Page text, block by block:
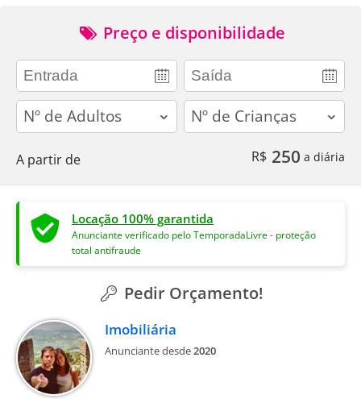
Preço e disponibilidade
adults children
A partir de R$ 250 a diária
Locação 100% garantida
Anunciante verificado pelo TemporadaLivre - proteção
total antifraude
Pedir Orçamento!
Imobiliária
Anunciante desde2020